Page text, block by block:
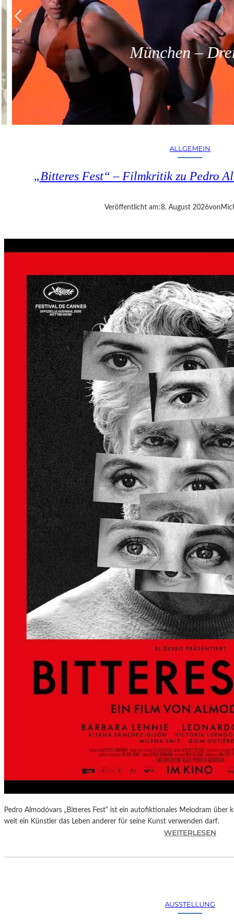
München –
ALLGEMEIN
„Bitteres Fest“ – Filmkritik zu Pedro
Veröffentlicht am:8. August 2026von
Pedro Almodóvars „Bitteres Fest“ ist ein autofiktionales Melodram über
weit ein Künstler das Leben anderer für seine Kunst verwenden darf.
WEITERLESEN
B
AUSSTELLUNG